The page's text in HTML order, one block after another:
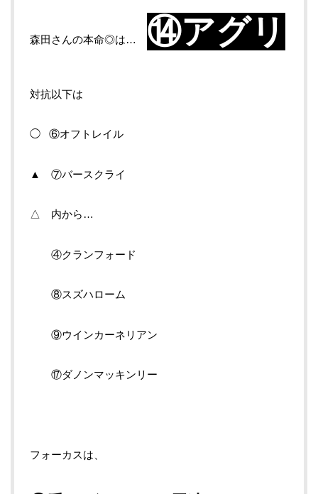
森田さんの本命◎は… ⑭アグリ
対抗以下は
◯ ⑥オフトレイル
▲ ⑦バースクライ
△ 内から…
④クランフォード
⑧スズハローム
⑨ウインカーネリアン
⑰ダノンマッキンリー
フォーカスは、